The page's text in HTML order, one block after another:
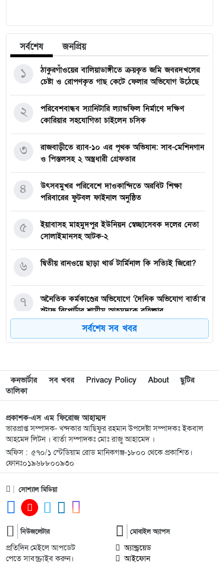
সর্বশেষ জনপ্রিয়
ঠাকুরগাঁওয়ের বালিয়াডাঙ্গীতে ক্রয়কৃত জমি জবরদখলের
চেষ্টা ও রোপণকৃত গাছ কেটে ফেলার অভিযোগ উঠেছে
১
পরিবেশবান্ধব স্যানিটারি ল্যান্ডফিল নির্মাণে দক্ষিণ
কোরিয়ার সহযোগিতা চাইলেন চসিক
২
রাজবাড়ীতে র‍্যাব-১০ এর পৃথক অভিযান: সাব-মেশিনগান
ও পিস্তলসহ ২ অস্ত্রধারী গ্রেফতার
৩
উৎসবমুখর পরিবেশে দাওকান্দিতে অরবিট শিক্ষা
পরিবারের ফুটবল ফাইনাল অনুষ্ঠিত
৪
ইয়াবাসহ মাহমুদপুর ইউনিয়ন স্বেচ্ছাসেবক দলের নেতা
সোলাইমানসহ আটক-২
৫
দ্বিতীয় রানওয়ে ছাড়া থার্ড টার্মিনাল কি সত্যিই জিরো?
৬
অনৈতিক কর্মকাণ্ডের অভিযোগে ‘দৈনিক অভিযোগ বার্তা’র
স্টাফ রিপোর্টার শামীম আহমদকে বহিষ্কার
৭
জুলাই অভ্যুত্থানের দুই বছর: সিলেটের সাবেক মন্ত্রী-
৮
গরু চুরির অভিযোগে তাঁতী লীগ নেতা গণধোলাইয়ের
শিকার, কারাগারে প্রেরণ
৯
গাজীপুর-৫ আসনের সাবেক এমপি আখতারুজ্জামান
গুলশানে আটক
১০
মাগুরায় সাকিব আল হাসানের বাড়িতে আগুন,
পেট্রলবোমা বিস্ফোরণ
১১
দিল্লিতে গণমাধ্যমে শেখ হাসিনার বক্তব্য; ঢাকার তীব্র
ক্ষোভ প্রকাশ
১২
ইসরায়েলপন্থিরা ৬০ মিলিয়ন ডলার খরচ করেও হারাতে
পারলো না
১৩
সর্বশেষ সব খবর
কনভার্টার সব খবর Privacy Policy About
ছুটির
তালিকা
প্রকাশক-এস এম ফিরোজ আহাম্মদ
ভারপ্রাপ্ত সম্পাদক- খন্দকার আছিফুর রহমান উপদেষ্টা সম্পাদকঃ ইকবাল
আহমেদ লিটন । বার্তা সম্পাদকঃ মোঃ রাজু আহামেদ ।
অফিস : ৫৭০/১ স্টেডিয়াম রোড মানিকগঞ্জ-১৮০০ থেকে প্রকাশিত।
ফোনঃ০১৯৬৮৮০০৯৩০
সোশ্যাল মিডিয়া
নিউজলেটার
প্রতিদিন মেইলে আপডেট
পেতে সাবস্ক্রাইব করুন।
মোবাইল অ্যাপস
অ্যান্ড্রয়েড
আইফোন